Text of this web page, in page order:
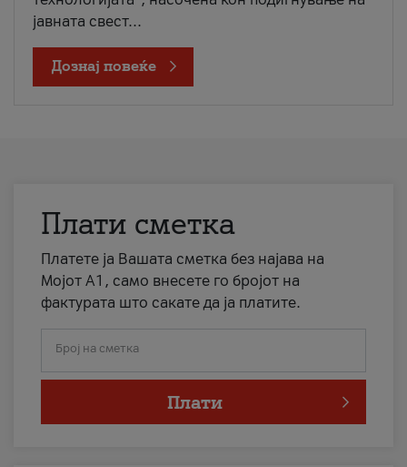
јавната свест...
Дознај повеќе
Плати сметка
Платете ја Вашата сметка без најава на
Мојот А1, само внесете го бројот на
фактурата што сакате да ја платите.
Број на сметка
Плати